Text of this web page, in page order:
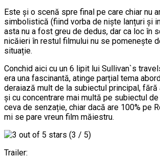
Este și o scenă spre final pe care chiar nu
simbolistică (fiind vorba de niște lanțuri și
asta nu a fost greu de dedus, dar ca loc în
nicăieri în restul filmului nu se pomenește
situație.
Conchid aici cu un 6 lipit lui Sullivan`s
era una fascinantă, atinge parțial tema
deraiază mult de la subiectul principal,
și cu concentrare mai multă pe subiectul
ceva de senzație, chiar dacă are 100% pe
mi se pare vreun film măiestru.
(3 / 5)
Trailer: